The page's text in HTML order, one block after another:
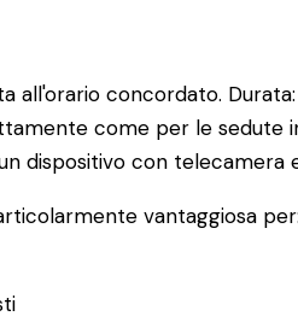
all'orario concordato.
come per le sedute
dispositivo con
vantaggiosa per: